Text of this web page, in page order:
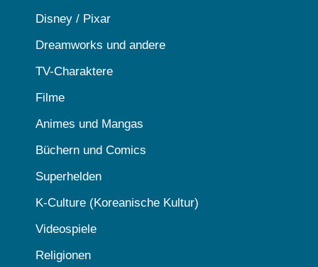
Disney / Pixar
Dreamworks und andere
TV-Charaktere
Filme
Animes und Mangas
Büchern und Comics
Superhelden
K-Culture (Koreanische Kultur)
Videospiele
Religionen